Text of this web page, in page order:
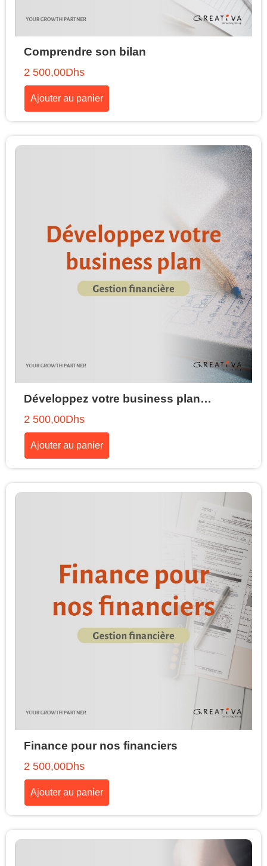
Comprendre son bilan
2 500,00Dhs
Ajouter au panier
Développez votre business plan…
2 500,00Dhs
Ajouter au panier
Finance pour nos financiers
2 500,00Dhs
Ajouter au panier